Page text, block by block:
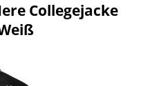
Collegejacke